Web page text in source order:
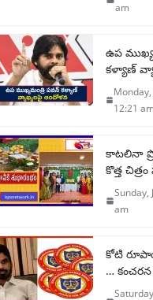
am
ఉప
కళ్యాణ్
Monday,
12:21 am
కాటలినా
కొత్త
Sunday,
am
కోటి
…